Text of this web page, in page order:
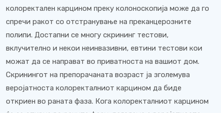
колоректален карцином преку колоноскопија може да го
спречи ракот со отстранување на преканцерозните
полипи. Достапни се многу скрининг тестови,
вклучително и некои неинвазивни, евтини тестови кои
можат да се направат во приватноста на вашиот дом.
Скринингот на препорачаната возраст ја зголемува
веројатноста колоректалниот карцином да биде
откриен во раната фаза. Кога колоректалниот карцином